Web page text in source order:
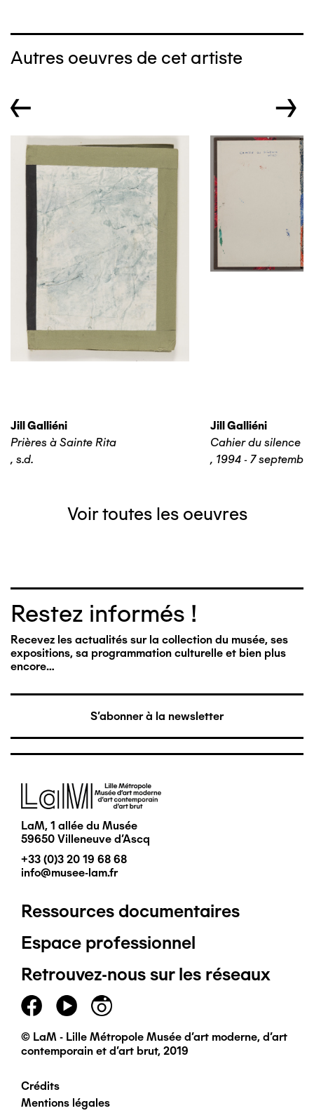
Autres oeuvres de cet artiste
← →
Jill Galliéni
Prières à Sainte Rita
, s.d.
Jill Galliéni
Cahier du silence
, 1994 - 7
Voir toutes les oeuvres
Restez informés !
Recevez les actualités sur la collection du musée, ses
expositions, sa programmation culturelle et bien plus
encore…
S'abonner à la newsletter
Image
LaM, 1 allée du Musée
59650 Villeneuve d'Ascq
+33 (0)3 20 19 68 68
info@musee-lam.fr
Pied
de
page
principal
Ressources documentaires
Espace professionnel
Retrouvez-nous sur les réseaux
© LaM - Lille Métropole Musée d'art moderne, d'art
contemporain et d'art brut, 2019
Pied
Crédits
Mentions légales